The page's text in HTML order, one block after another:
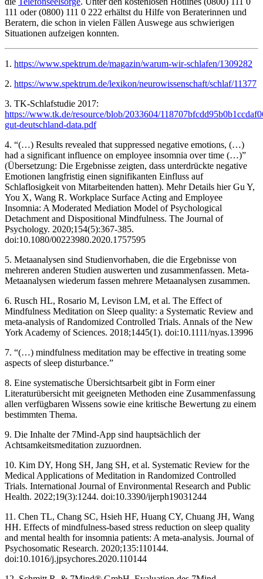
111 oder (0800) 111 0 222 erhältst du Hilfe von Beraterinnen und
Beratern, die schon in vielen Fällen Auswege aus schwierigen
Situationen aufzeigen konnten.
1. https://www.spektrum.de/magazin/warum-wir-schlafen/1309282
2. https://www.spektrum.de/lexikon/neurowissenschaft/schlaf/11377
3. TK-Schlafstudie 2017:
https://www.tk.de/resource/blob/2033604/
gut-deutschland-data.pdf
4. “(…) Results revealed that suppressed negative emotions, (…)
had a significant influence on employee insomnia over time (…)”
(Übersetzung: Die Ergebnisse zeigten, dass unterdrückte negative
Emotionen langfristig einen signifikanten Einfluss auf
Schlaflosigkeit von Mitarbeitenden hatten). Mehr Details hier Gu Y,
You X, Wang R. Workplace Surface Acting and Employee
Insomnia: A Moderated Mediation Model of Psychological
Detachment and Dispositional Mindfulness. The Journal of
Psychology. 2020;154(5):367-385.
doi:10.1080/00223980.2020.1757595
5. Metaanalysen sind Studienvorhaben, die die Ergebnisse von
mehreren anderen Studien auswerten und zusammenfassen. Meta-
Metaanalysen wiederum fassen mehrere Metaanalysen zusammen.
6. Rusch HL, Rosario M, Levison LM, et al. The Effect of
Mindfulness Meditation on Sleep quality: a Systematic Review and
meta-analysis of Randomized Controlled Trials. Annals of the New
York Academy of Sciences. 2018;1445(1). doi:10.1111/nyas.13996
7. “(…) mindfulness meditation may be effective in treating some
aspects of sleep disturbance.”
8. Eine systematische Übersichtsarbeit gibt in Form einer
Literaturübersicht mit geeigneten Methoden eine Zusammenfassung
allen verfügbaren Wissens sowie eine kritische Bewertung zu einem
bestimmten Thema.
9. Die Inhalte der 7Mind-App sind hauptsächlich der
Achtsamkeitsmeditation zuzuordnen.
10. Kim DY, Hong SH, Jang SH, et al. Systematic Review for the
Medical Applications of Meditation in Randomized Controlled
Trials. International Journal of Environmental Research and Public
Health. 2022;19(3):1244. doi:10.3390/ijerph19031244
11. Chen TL, Chang SC, Hsieh HF, Huang CY, Chuang JH, Wang
HH. Effects of mindfulness-based stress reduction on sleep quality
and mental health for insomnia patients: A meta-analysis. Journal of
Psychosomatic Research. 2020;135:110144.
doi:10.1016/j.jpsychores.2020.110144